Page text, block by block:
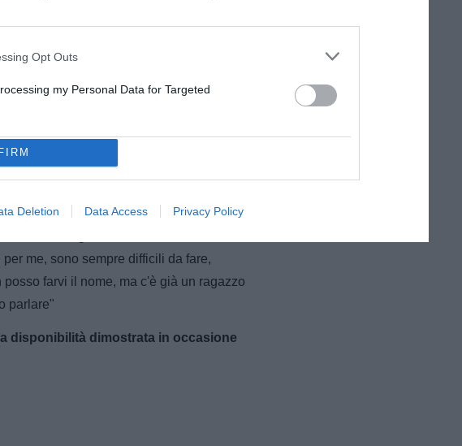
Opt Outs
my Personal Data for Targeted
Deletion Data Access Privacy Policy
leggevo in una tua intervista a
tra i club italiani. Per caso c'era anche
di più: oltre l'Inter, come giustamente
valutarono di prenderlo, poi
esser definito il nuovo Gonzalez
scouting nel calcio italiano che
me, sono sempre difficili da fare,
farvi il nome, ma c'è già un ragazzo
parlare"
disponibilità dimostrata in occasione